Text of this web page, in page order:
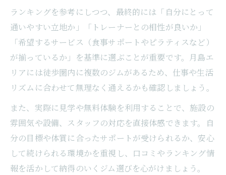
ランキングを参考にしつつ、最終的には「自分にとって
通いやすい立地か」「トレーナーとの相性が良いか」
「希望するサービス（食事サポートやピラティスなど）
が揃っているか」を基準に選ぶことが重要です。月島エ
リアには徒歩圏内に複数のジムがあるため、仕事や生活
リズムに合わせて無理なく通えるかも確認しましょう。
また、実際に見学や無料体験を利用することで、施設の
雰囲気や設備、スタッフの対応を直接体感できます。自
分の目標や体質に合ったサポートが受けられるか、安心
して続けられる環境かを重視し、口コミやランキング情
報を活かして納得のいくジム選びを心がけましょう。